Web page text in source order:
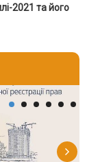
2021 та його